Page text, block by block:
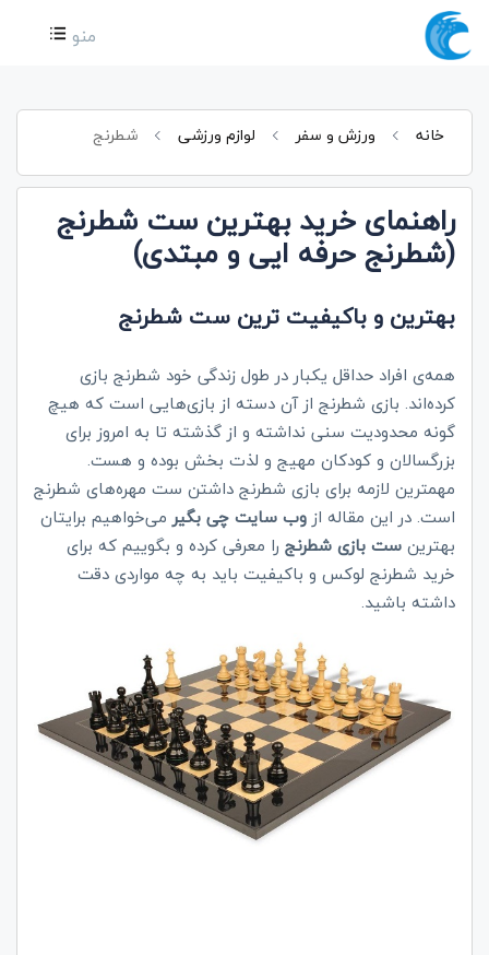
منو
خانه ورزش و سفر لوازم ورزشی شطرنج
راهنمای خرید بهترین ست شطرنج
(شطرنج حرفه ایی و مبتدی)
بهترین و باکیفیت ترین ست شطرنج
همه‌ی افراد حداقل یکبار در طول زندگی خود شطرنج بازی
کرده‌اند‌. بازی شطرنج از آن دسته از بازی‌هایی است که هیچ
گونه محدودیت سنی نداشته و از گذشته تا به امروز برای
بزرگسالان و کودکان مهیج و لذت بخش بوده و هست.
مهمترین لازمه برای بازی شطرنج داشتن ست مهره‌های شطرنج
است. در این مقاله از وب سایت چی بگیر می‌خواهیم برایتان
بهترینست بازی شطرنج را معرفی کرده و بگوییم که برای
خرید شطرنج لوکس و باکیفیت باید به چه مواردی دقت
داشته باشید.